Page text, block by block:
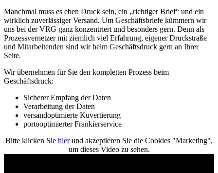
Manchmal muss es eben Druck sein, ein „richtiger Brief“ und ein
wirklich zuverlässiger Versand. Um Geschäftsbriefe kümmern wir
uns bei der VRG ganz konzentriert und besonders gern. Denn als
Prozessvernetzer mit ziemlich viel Erfahrung, eigener Druckstraße
und Mitarbeitenden sind wir beim Geschäftsdruck gern an Ihrer
Seite.
Wir übernehmen für Sie den kompletten Prozess beim
Geschäftsdruck:
Sicherer Empfang der Daten
Verarbeitung der Daten
versandoptimierte Kuvertierung
portooptimierter Frankierservice
Bitte klicken Sie hierund akzeptieren Sie die Cookies "Marketing",
um dieses Video zu sehen.